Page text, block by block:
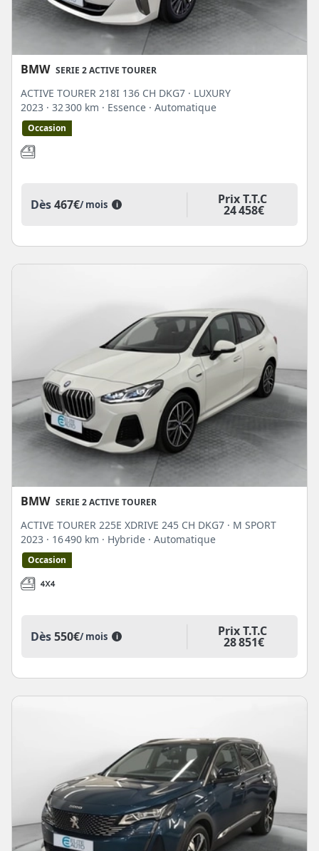
BMW SERIE 2 ACTIVE TOURER
ACTIVE TOURER 218I 136 CH DKG7 · LUXURY
2023 · 32 300 km · Essence · Automatique
Occasion
Dès467€/ mois i Prix T.T.C
24 458€
BMW SERIE 2 ACTIVE TOURER
ACTIVE TOURER 225E XDRIVE 245 CH DKG7 · M SPORT
2023 · 16 490 km · Hybride · Automatique
Occasion
Dès550€/ mois i Prix T.T.C
28 851€